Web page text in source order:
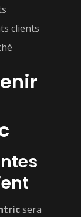
clients
sera